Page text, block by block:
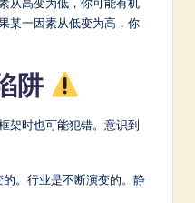
从高变为低，你可能有机
某一因素从低变为高，你
阱
架时也可能犯错。意识到
。行业是不断演变的。静